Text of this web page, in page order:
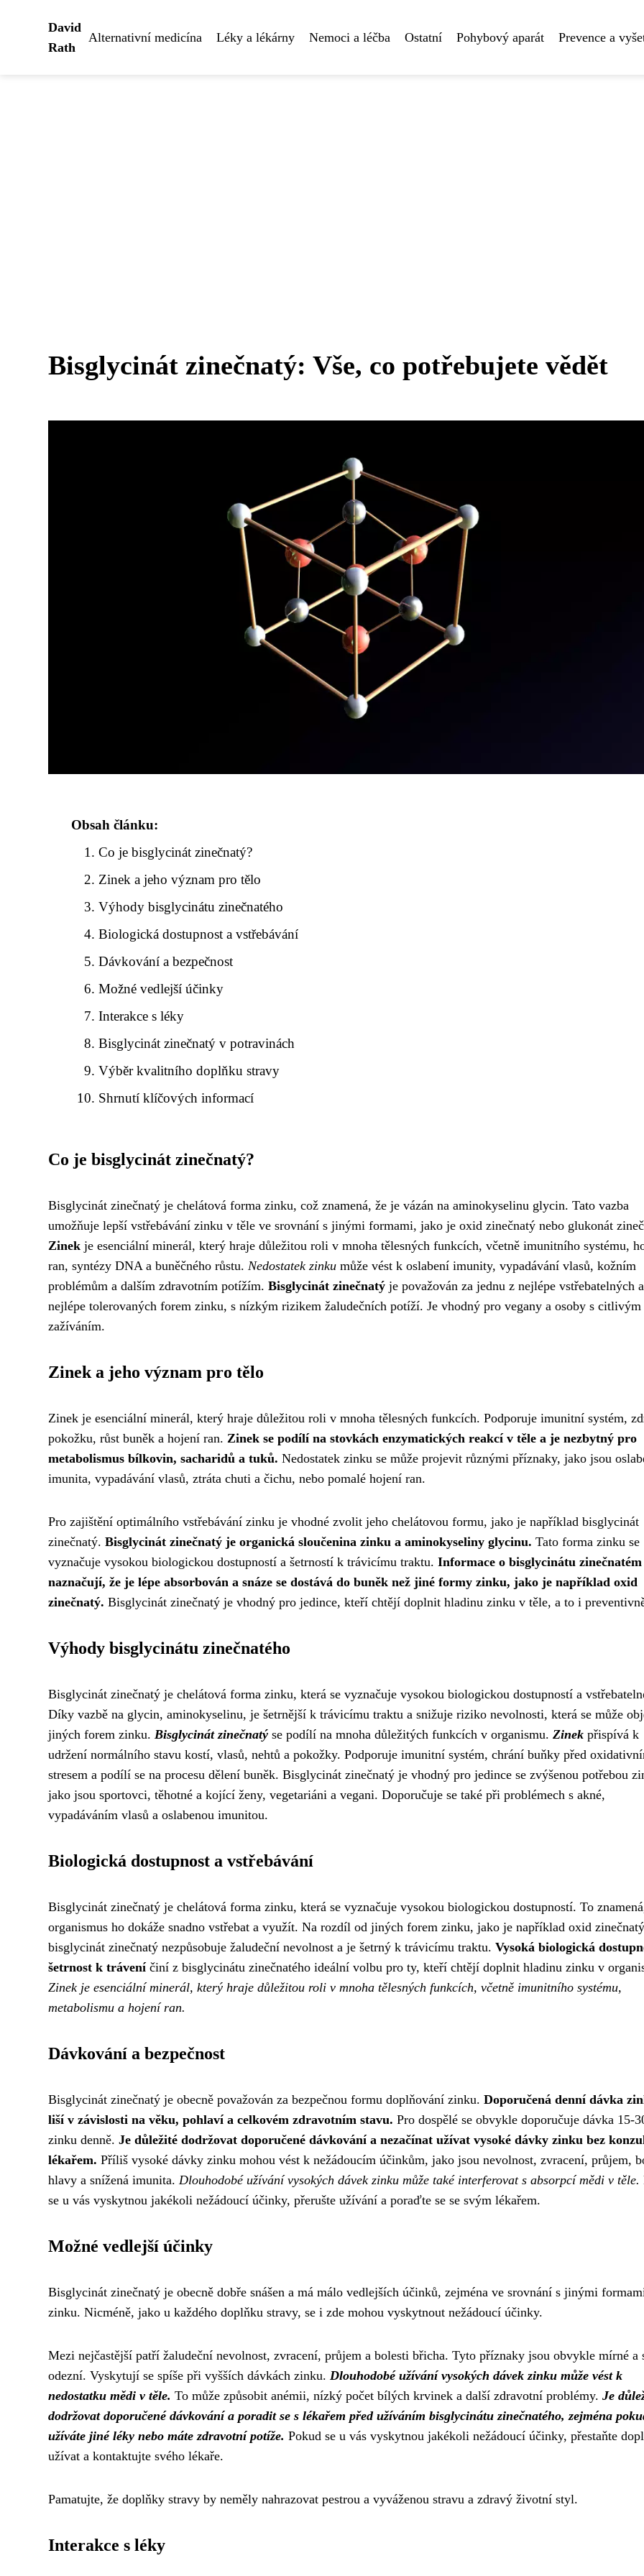
David
Rath
Alternativní medicína Léky a lékárny Nemoci a léčba Ostatní Pohybový aparát Prevence a
Bisglycinát zinečnatý: Vše, co potřebujete vědět
Obsah článku:
Co je bisglycinát zinečnatý?
Zinek a jeho význam pro tělo
Výhody bisglycinátu zinečnatého
Biologická dostupnost a vstřebávání
Dávkování a bezpečnost
Možné vedlejší účinky
Interakce s léky
Bisglycinát zinečnatý v potravinách
Výběr kvalitního doplňku stravy
Shrnutí klíčových informací
Co je bisglycinát zinečnatý?
Bisglycinát zinečnatý je chelátová forma zinku, což znamená, že je vázán na aminokyselinu glycin. Tato vazba
umožňuje lepší vstřebávání zinku v těle ve srovnání s jinými formami, jako je oxid zinečnatý nebo glukonát
Zinek je esenciální minerál, který hraje důležitou roli v mnoha tělesných funkcích, včetně imunitního systému,
ran, syntézy DNA a buněčného růstu. Nedostatek zinku může vést k oslabení imunity, vypadávání vlasů, kožním
problémům a dalším zdravotním potížím. Bisglycinát zinečnatý je považován za jednu z nejlépe vstřebatelných a
nejlépe tolerovaných forem zinku, s nízkým rizikem žaludečních potíží. Je vhodný pro vegany a osoby s citlivým
zažíváním.
Zinek a jeho význam pro tělo
Zinek je esenciální minerál, který hraje důležitou roli v mnoha tělesných funkcích. Podporuje imunitní systém,
pokožku, růst buněk a hojení ran. Zinek se podílí na stovkách enzymatických reakcí v těle a je nezbytný pro
metabolismus bílkovin, sacharidů a tuků. Nedostatek zinku se může projevit různými příznaky, jako jsou
imunita, vypadávání vlasů, ztráta chuti a čichu, nebo pomalé hojení ran.
Pro zajištění optimálního vstřebávání zinku je vhodné zvolit jeho chelátovou formu, jako je například bisglycinát
zinečnatý. Bisglycinát zinečnatý je organická sloučenina zinku a aminokyseliny glycinu. Tato forma zinku se
vyznačuje vysokou biologickou dostupností a šetrností k trávicímu traktu. Informace o bisglycinátu zinečnatém
naznačují, že je lépe absorbován a snáze se dostává do buněk než jiné formy zinku, jako je například oxid
zinečnatý. Bisglycinát zinečnatý je vhodný pro jedince, kteří chtějí doplnit hladinu zinku v těle, a to i
Výhody bisglycinátu zinečnatého
Bisglycinát zinečnatý je chelátová forma zinku, která se vyznačuje vysokou biologickou dostupností a
Díky vazbě na glycin, aminokyselinu, je šetrnější k trávicímu traktu a snižuje riziko nevolnosti, která se může
jiných forem zinku. Bisglycinát zinečnatý se podílí na mnoha důležitých funkcích v organismu. Zinek přispívá k
udržení normálního stavu kostí, vlasů, nehtů a pokožky. Podporuje imunitní systém, chrání buňky před
stresem a podílí se na procesu dělení buněk. Bisglycinát zinečnatý je vhodný pro jedince se zvýšenou potřebou
jako jsou sportovci, těhotné a kojící ženy, vegetariáni a vegani. Doporučuje se také při problémech s akné,
vypadáváním vlasů a oslabenou imunitou.
Biologická dostupnost a vstřebávání
Bisglycinát zinečnatý je chelátová forma zinku, která se vyznačuje vysokou biologickou dostupností. To
organismus ho dokáže snadno vstřebat a využít. Na rozdíl od jiných forem zinku, jako je například oxid
bisglycinát zinečnatý nezpůsobuje žaludeční nevolnost a je šetrný k trávicímu traktu. Vysoká biologická
šetrnost k tráveníčiní z bisglycinátu zinečnatého ideální volbu pro ty, kteří chtějí doplnit hladinu zinku v
Zinek je esenciální minerál, který hraje důležitou roli v mnoha tělesných funkcích, včetně imunitního systému,
metabolismu a hojení ran.
Dávkování a bezpečnost
Bisglycinát zinečnatý je obecně považován za bezpečnou formu doplňování zinku. Doporučená denní dávka
liší v závislosti na věku, pohlaví a celkovém zdravotním stavu. Pro dospělé se obvykle doporučuje dávka 15-
zinku denně. Je důležité dodržovat doporučené dávkování a nezačínat užívat vysoké dávky zinku bez
lékařem. Příliš vysoké dávky zinku mohou vést k nežádoucím účinkům, jako jsou nevolnost, zvracení, průjem,
hlavy a snížená imunita. Dlouhodobé užívání vysokých dávek zinku může také interferovat s absorpcí mědi v těle.
se u vás vyskytnou jakékoli nežádoucí účinky, přerušte užívání a poraďte se se svým lékařem.
Možné vedlejší účinky
Bisglycinát zinečnatý je obecně dobře snášen a má málo vedlejších účinků, zejména ve srovnání s jinými
zinku. Nicméně, jako u každého doplňku stravy, se i zde mohou vyskytnout nežádoucí účinky.
Mezi nejčastější patří žaludeční nevolnost, zvracení, průjem a bolesti břicha. Tyto příznaky jsou obvykle mírné a
odezní. Vyskytují se spíše při vyšších dávkách zinku. Dlouhodobé užívání vysokých dávek zinku může vést k
nedostatku mědi v těle. To může způsobit anémii, nízký počet bílých krvinek a další zdravotní problémy. Je
dodržovat doporučené dávkování a poradit se s lékařem před užíváním bisglycinátu zinečnatého, zejména
užíváte jiné léky nebo máte zdravotní potíže. Pokud se u vás vyskytnou jakékoli nežádoucí účinky, přestaňte
užívat a kontaktujte svého lékaře.
Pamatujte, že doplňky stravy by neměly nahrazovat pestrou a vyváženou stravu a zdravý životní styl.
Interakce s léky